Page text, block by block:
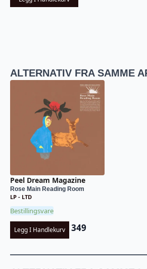
ALTERNATIV FRA SAMME
Peel Dream Magazine
Rose Main Reading Room
LP - LTD
Bestillingsvare
Legg I Handlekurv 349